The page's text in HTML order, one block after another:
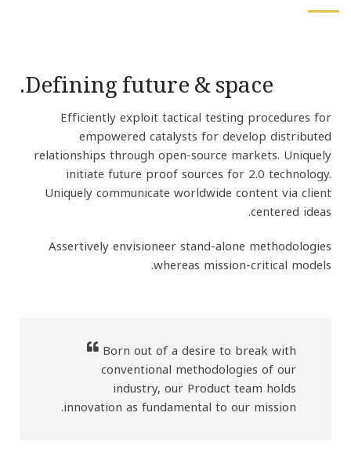
Defining future & space.
Efficiently exploit tactical testing procedures for
empowered catalysts for develop distributed
relationships through open-source markets. Uniquely
initiate future proof sources for 2.0 technology.
Uniquely communicate worldwide content via client
centered ideas.
Assertively envisioneer stand-alone methodologies
whereas mission-critical models.
Born out of a desire to break with
conventional methodologies of our
industry, our Product team holds
innovation as fundamental to our mission.